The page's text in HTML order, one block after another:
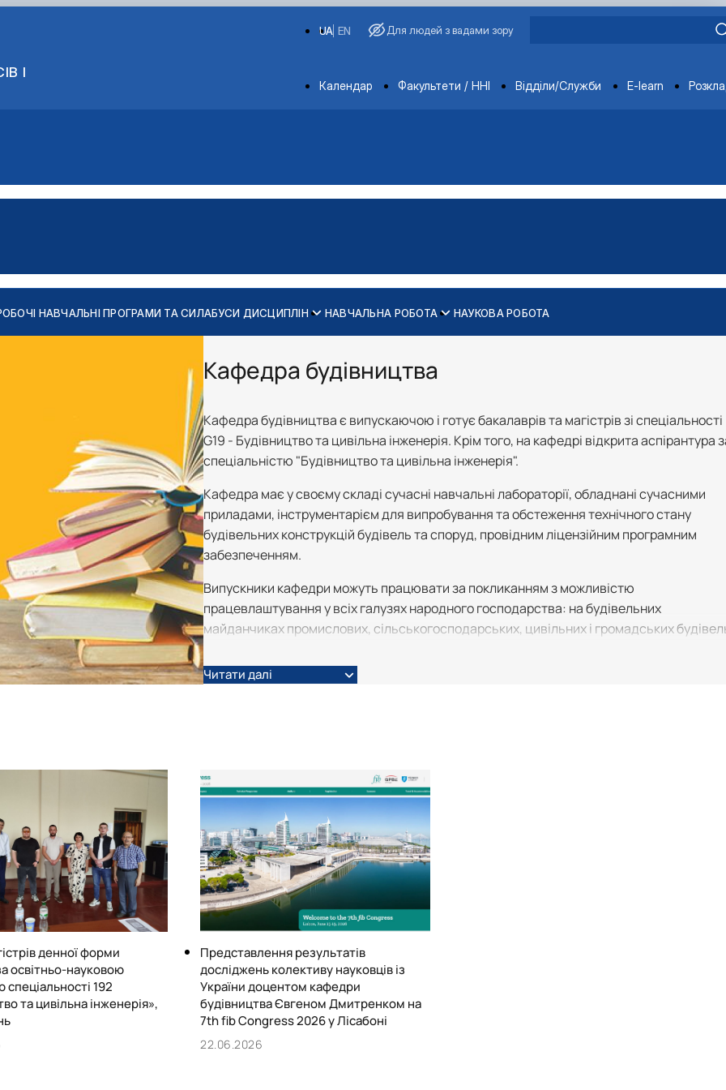
І
EN
UA Для людей з вадами зору
Departments
Календар Факультети / ННІ Відділи/Служби E-learn
конструкцій
НАВЧАЛЬНІ ПРОГРАМИ ТА СИЛАБУСИ ДИСЦИПЛІН НАВЧАЛЬНА РОБОТА НАУКОВА РОБОТА
Кафедра будівництва
Кафедра будівництва є випускаючою i готує бакалаврів та магістрів зі спеціальності
G19 - Будівництво та цивільна інженерія. Крім того, на кафедрі відкрита аспірантура
спеціальністю "Будівництво та цивільна інженерія".
Кафедра має у своєму складі сучасні навчальні лабораторії, обладнані сучасними
приладами, інструментарієм для випробування та обстеження технічного стану
будівельних конструкцій будівель та споруд, провідним ліцензійним програмним
забезпеченням.
Випускники кафедри можуть працювати за покликанням з можливістю
працевлаштування у всіх галузях народного господарства: на будівельних
майданчиках промислових, сільськогосподарських, цивільних і громадських
та споруд та їхніх підрозділах; у проектних та науково-дослідних інститутах
будівельного профілю; у відділах капітального будівництва, які є практично у всіх
організаціях – наприклад, в банку, структура підрозділів якого розташована в
майбутніми фахівцями протягом 6 років, тобто, – зі знанням властивостей
матеріалів. В останні роки працевлаштування наших випускників складає майже 80
Майбутні фахівці мають можливість навчатися англійською мовою, що значно
підвищує шанси отримання високої оплати праці та міжнародного працевлаштування
у галузі будівництва.
Читати далі
денної форми
освітньо-науковою
192
та цивільна інженерія»,
Представлення результатів
досліджень колективу науковців із
України доцентом кафедри
будівництва Євгеном Дмитренком на
7th fib Congress 2026 у Лісабоні
22.06.2026